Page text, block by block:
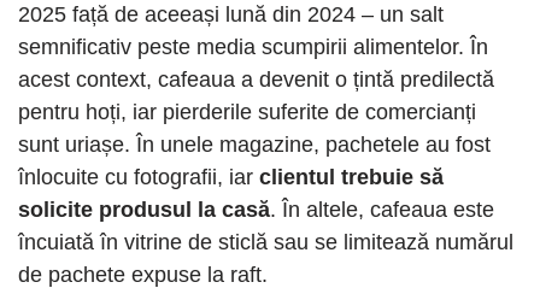
2025 față de aceeași lună din 2024 – un salt
semnificativ peste media scumpirii alimentelor. În
acest context, cafeaua a devenit o țintă predilectă
pentru hoți, iar pierderile suferite de comercianți
sunt uriașe. În unele magazine, pachetele au fost
înlocuite cu fotografii, iar clientul trebuie să
solicite produsul la casă. În altele, cafeaua este
încuiată în vitrine de sticlă sau se limitează numărul
de pachete expuse la raft.